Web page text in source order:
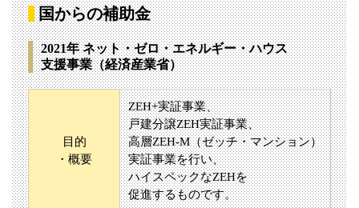
国からの補助金
2021年 ネット・ゼロ・エネルギー・ハウス
支援事業（経済産業省）
目的
・概要
ZEH+実証事業、
戸建分譲ZEH実証事業、
高層ZEH‐M（ゼッチ・マンション）
実証事業を行い、
ハイスペックなZEHを
促進するものです。